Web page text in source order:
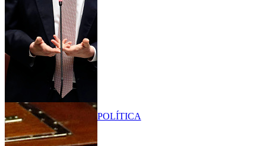
POLÍTICA